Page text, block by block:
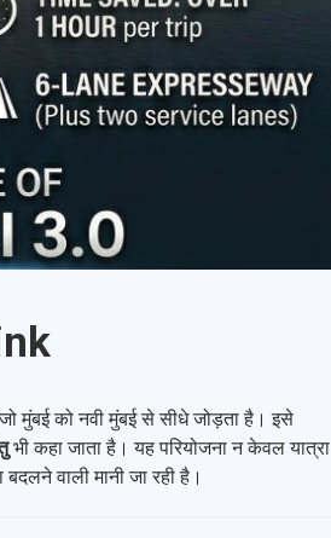
मुंबई को नवी मुंबई से सीधे जोड़ता है। इसे
भी कहा जाता है। यह परियोजना न केवल यात्रा
वाली मानी जा रही है।